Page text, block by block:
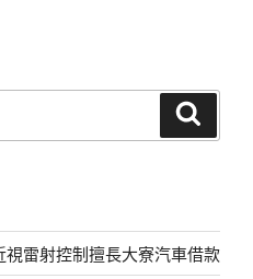
雷射控制擅長大寮汽車借款